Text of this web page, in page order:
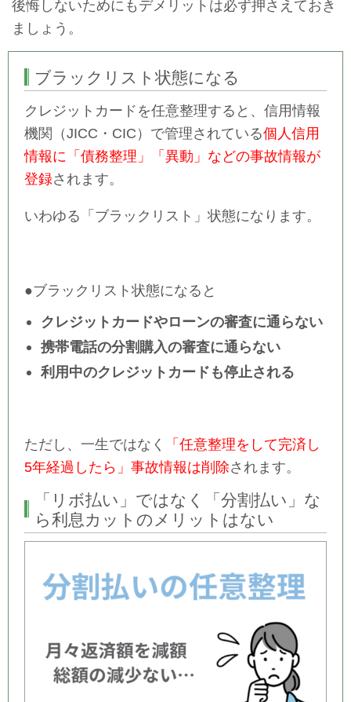
後悔しないためにもデメリットは必ず押さえておき
ましょう。
ブラックリスト状態になる
クレジットカードを任意整理すると、信用情報
機関（JICC・CIC）で管理されている個人信用
情報に「債務整理」「異動」などの事故情報が
登録されます。
いわゆる「ブラックリスト」状態になります。
●ブラックリスト状態になると
クレジットカードやローンの審査に通らない
携帯電話の分割購入の審査に通らない
利用中のクレジットカードも停止される
ただし、一生ではなく
「任意整理をして完済し
5年経過したら」事故情報は削除されます。
「リボ払い」ではなく「分割払い」な
ら利息カットのメリットはない